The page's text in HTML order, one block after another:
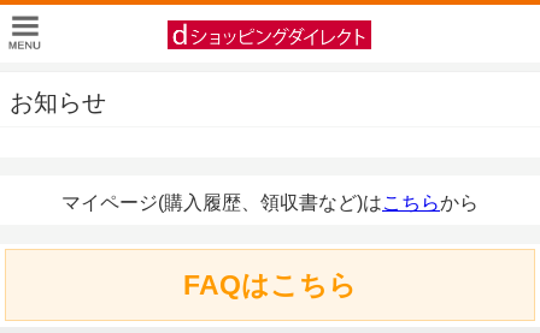
お知らせ
マイページ(購入履歴、領収書など)はこちらから
FAQはこちら